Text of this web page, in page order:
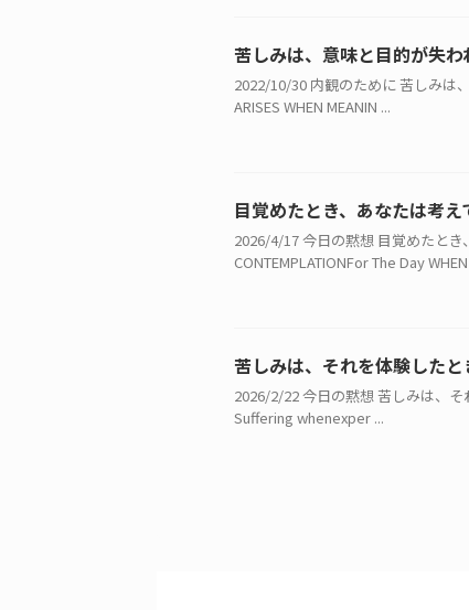
苦しみは、意味と目的が失わ
2022/10/30 内観のために 苦しみは
ARISES WHEN MEANIN ...
目覚めたとき、あなたは考え
2026/4/17 今日の黙想 目覚めたと
CONTEMPLATIONFor The Day WHEN
苦しみは、それを体験した
2026/2/22 今日の黙想 苦しみは、そ
Suffering whenexper ...